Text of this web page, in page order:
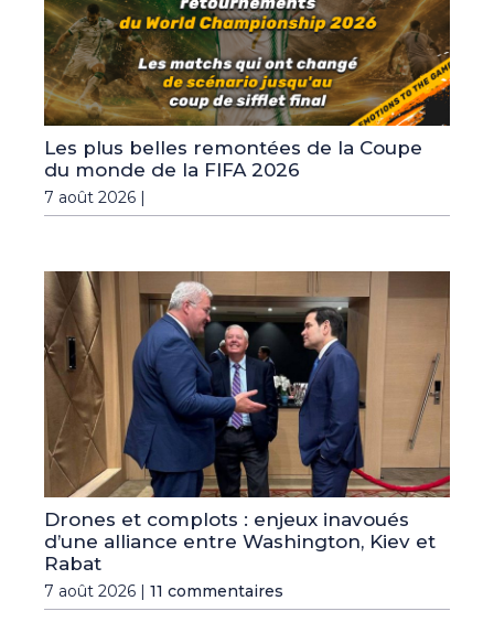
Les plus belles remontées de la Coupe
du monde de la FIFA 2026
7 août 2026 |
Drones et complots : enjeux inavoués
d’une alliance entre Washington, Kiev et
Rabat
7 août 2026 | 11 commentaires